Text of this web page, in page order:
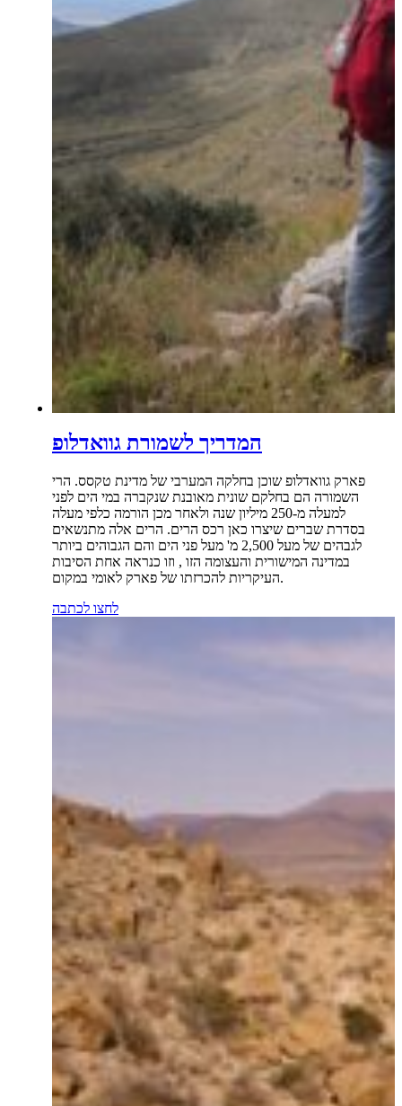
המדריך לשמורת גוואדלופ
פארק גוואדלופ שוכן בחלקה המערבי של מדינת טקסס. הרי
השמורה הם בחלקם שונית מאובנת שנקברה במי הים לפני
למעלה מ-250 מיליון שנה ולאחר מכן הורמה כלפי מעלה
בסדרת שברים שיצרו כאן רכס הרים. הרים אלה מתנשאים
לגבהים של מעל 2,500 מ' מעל פני הים והם הגבוהים ביותר
במדינה המישורית והעצומה הזו , וזו כנראה אחת הסיבות
העיקריות להכרזתו של פארק לאומי במקום.
לחצו לכתבה